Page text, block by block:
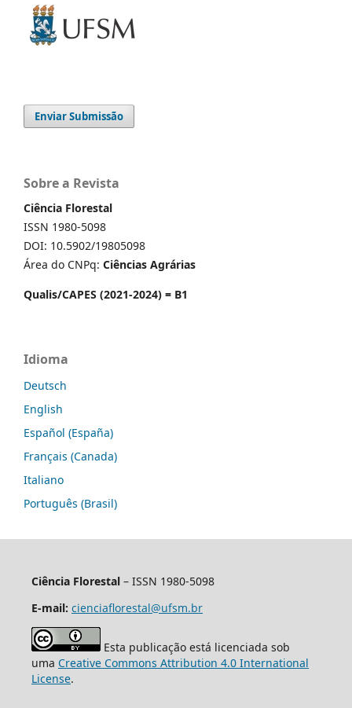
Enviar Submissão
Sobre a Revista
Ciência Florestal
ISSN 1980-5098
DOI: 10.5902/19805098
Área do CNPq: Ciências Agrárias
Qualis/CAPES (2021-2024) = B1
Idioma
Deutsch
English
Español (España)
Français (Canada)
Italiano
Português (Brasil)
Ciência Florestal– ISSN 1980-5098
E-mail: cienciaflorestal@ufsm.br
Esta publicação está licenciada sob
uma Creative Commons Attribution 4.0 International
License.